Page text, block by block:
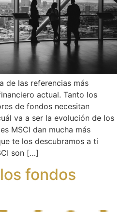
de las referencias más
actual. Tanto los
de fondos necesitan
va a ser la evolución de los
MSCI dan mucha más
te los descubramos a ti
son […]
fondos